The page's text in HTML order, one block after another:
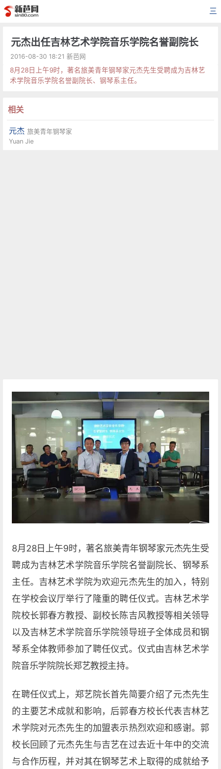
三
元杰出任吉林艺术学院音乐学院名誉副院长
2016-08-30 18:21 新芭网
8月28日上午9时，著名旅美青年钢琴家元杰先生受聘成为吉林艺
术学院音乐学院名誉副院长、钢琴系主任。
相关
元杰旅美青年钢琴家
Yuan Jie
8月28日上午9时，著名旅美青年钢琴家元杰先生受
聘成为吉林艺术学院音乐学院名誉副院长、钢琴系
主任。吉林艺术学院为欢迎元杰先生的加入，特别
在学校会议厅举行了隆重的聘任仪式。吉林艺术学
院校长郭春方教授、副校长陈吉风教授等相关领导
以及吉林艺术学院音乐学院领导班子全体成员和钢
琴系全体教师参加了聘任仪式。仪式由吉林艺术学
院音乐学院院长郑艺教授主持。
在聘任仪式上，郑艺院长首先简要介绍了元杰先生
的主要艺术成就和影响，后郭春方校长代表吉林艺
术学院对元杰先生的加盟表示热烈欢迎和感谢。郭
校长回顾了元杰先生与吉艺在过去近十年中的交流
与合作历程，并对其在钢琴艺术上取得的成就给予